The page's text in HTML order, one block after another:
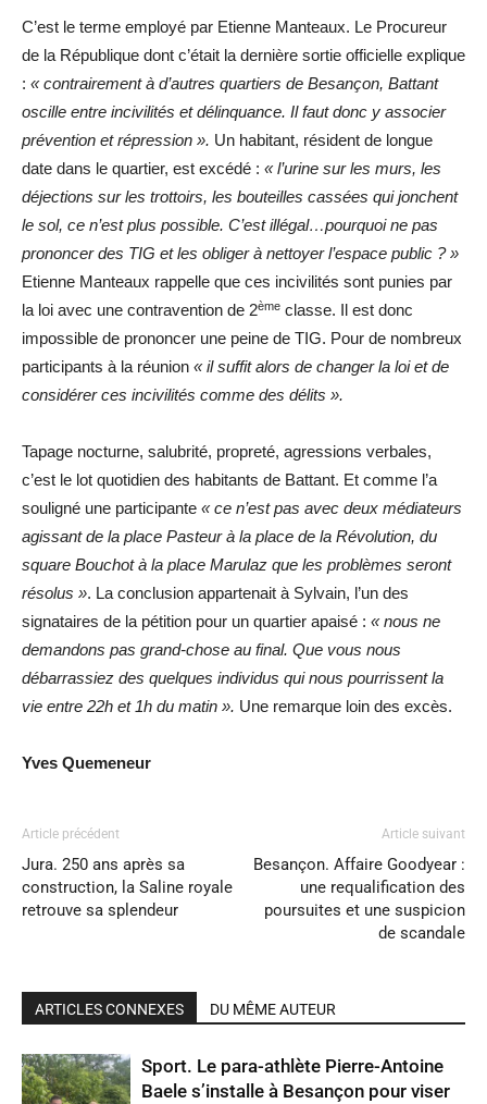
C’est le terme employé par Etienne Manteaux. Le Procureur
de la République dont c’était la dernière sortie officielle explique
: « contrairement à d’autres quartiers de Besançon, Battant
oscille entre incivilités et délinquance. Il faut donc y associer
prévention et répression ». Un habitant, résident de longue
date dans le quartier, est excédé : « l’urine sur les murs, les
déjections sur les trottoirs, les bouteilles cassées qui jonchent
le sol, ce n’est plus possible. C’est illégal…pourquoi ne pas
prononcer des TIG et les obliger à nettoyer l’espace public ? »
Etienne Manteaux rappelle que ces incivilités sont punies par
la loi avec une contravention de 2ème classe. Il est donc
impossible de prononcer une peine de TIG. Pour de nombreux
participants à la réunion « il suffit alors de changer la loi et de
considérer ces incivilités comme des délits ».
Tapage nocturne, salubrité, propreté, agressions verbales,
c’est le lot quotidien des habitants de Battant. Et comme l’a
souligné une participante « ce n’est pas avec deux médiateurs
agissant de la place Pasteur à la place de la Révolution, du
square Bouchot à la place Marulaz que les problèmes seront
résolus ». La conclusion appartenait à Sylvain, l’un des
signataires de la pétition pour un quartier apaisé : « nous ne
demandons pas grand-chose au final. Que vous nous
débarrassiez des quelques individus qui nous pourrissent la
vie entre 22h et 1h du matin ». Une remarque loin des excès.
Yves Quemeneur
Article précédent
Jura. 250 ans après sa
construction, la Saline royale
retrouve sa splendeur
Article suivant
Besançon. Affaire Goodyear :
une requalification des
poursuites et une suspicion
de scandale
ARTICLES CONNEXES DU MÊME AUTEUR
Sport. Le para-athlète Pierre-Antoine
Baele s’installe à Besançon pour viser